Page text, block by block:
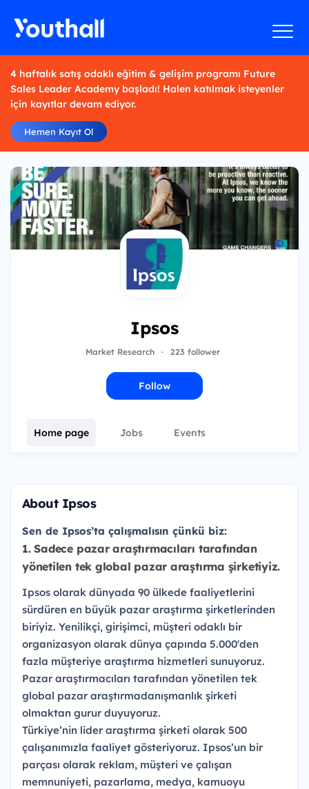
4 haftalık satış odaklı eğitim & gelişim programı Future
Sales Leader Academy başladı! Halen katılmak isteyenler
için kayıtlar devam ediyor.
Hemen Kayıt Ol
Ipsos
Market Research · 223 follower
Follow
Home page Jobs Events
About Ipsos
Sen de Ipsos’ta çalışmalısın çünkü biz:
1. Sadece pazar araştırmacıları tarafından
yönetilen tek global pazar araştırma şirketiyiz.
Ipsos olarak dünyada 90 ülkede faaliyetlerini
sürdüren en büyük pazar araştırma şirketlerinden
biriyiz. Yenilikçi, girişimci, müşteri odaklı bir
organizasyon olarak dünya çapında 5.000'den
fazla müşteriye araştırma hizmetleri sunuyoruz.
Pazar araştırmacıları tarafından yönetilen tek
global pazar araştırmadanışmanlık şirketi
olmaktan gurur duyuyoruz.
Türkiye’nin lider araştırma şirketi olarak 500
çalışanımızla faaliyet gösteriyoruz. Ipsos’un bir
parçası olarak reklam, müşteri ve çalışan
memnuniyeti, pazarlama, medya, kamuoyu